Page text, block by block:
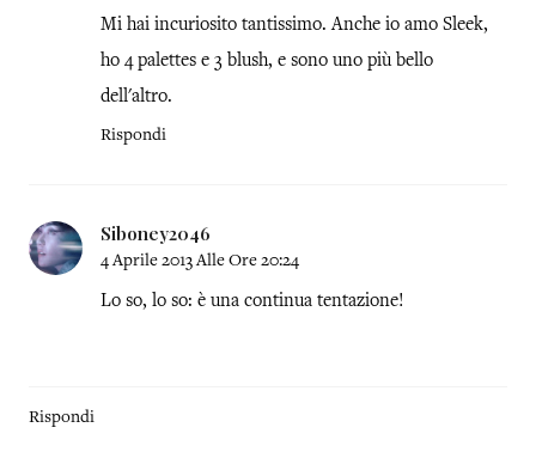
Mi hai incuriosito tantissimo. Anche io amo Sleek,
ho 4 palettes e 3 blush, e sono uno più bello
dell'altro.
Rispondi
Siboney2046
4 Aprile 2013 Alle Ore 20:24
Lo so, lo so: è una continua tentazione!
Rispondi